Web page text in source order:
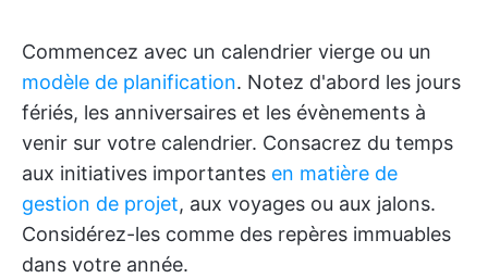
Commencez avec un calendrier vierge ou un
modèle de planification. Notez d'abord les jours
fériés, les anniversaires et les évènements à
venir sur votre calendrier. Consacrez du temps
aux initiatives importantes en matière de
gestion de projet, aux voyages ou aux jalons.
Considérez-les comme des repères immuables
dans votre année.